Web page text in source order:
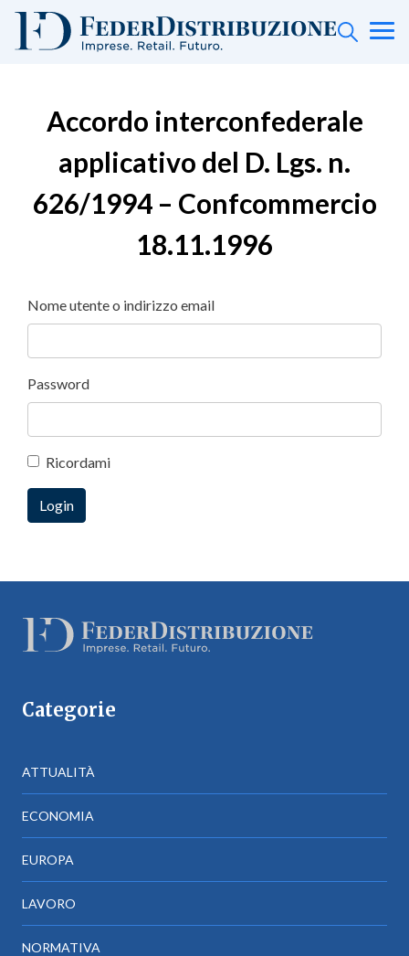
Accordo interconfederale
applicativo del D. Lgs. n.
626/1994 – Confcommercio
18.11.1996
Nome utente o indirizzo email
Password
Ricordami
Categorie
ATTUALITÀ
ECONOMIA
EUROPA
LAVORO
NORMATIVA